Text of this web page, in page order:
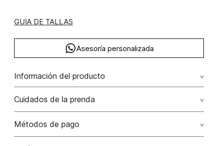
GUIA DE TALLAS
Asesoría personalizada
Información del producto
Algodón 74% elastano 3% poliéster 23% 74.00%
algodón/cotton23.00% poliéster/polyester3.00%
elastano/elastane
Cuidados de la prenda
Lavar con colores similares. no secar en máquina. los
Métodos de pago